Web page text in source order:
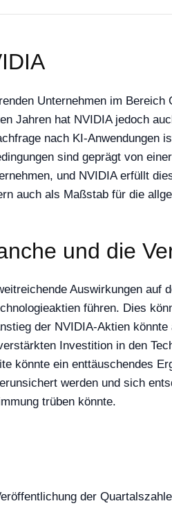
Unternehmen im
Jahren hat NVIDIA jedoch
nach KI-Anwendungen
sind geprägt von
und NVIDIA erfüllt
auch als Maßstab für die
und die
Auswirkungen
führen. Dies
der NVIDIA-Aktien
Investition in den
könnte ein enttäuschendes
werden und sich
trüben könnte.
der